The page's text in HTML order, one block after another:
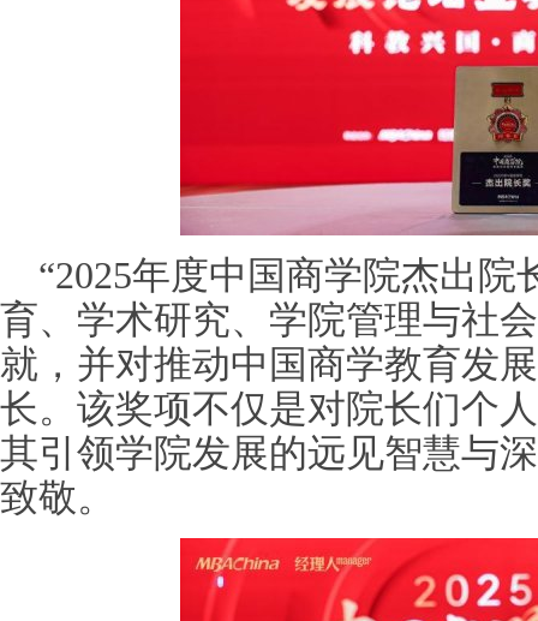
“2025年度中国商学院杰出院
育、学术研究、学院管理与社
就，并对推动中国商学教育发
长。该奖项不仅是对院长们个
其引领学院发展的远见智慧与
致敬。